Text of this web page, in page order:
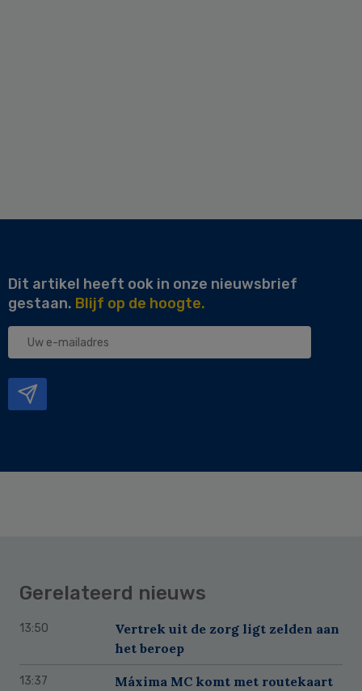
Dit artikel heeft ook in onze nieuwsbrief
gestaan. Blijf op de hoogte.
Uw
Gerelateerd nieuws
13:50
Vertrek uit de zorg ligt zelden aan
het beroep
13:37
Máxima MC komt met routekaart